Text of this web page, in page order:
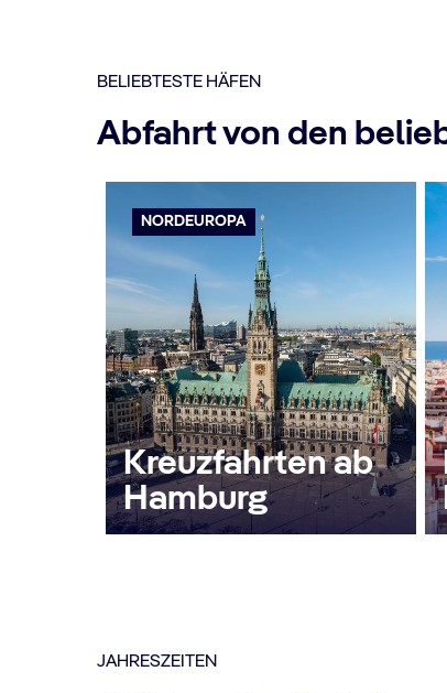
BELIEBTESTE HÄFEN
Abfahrt von den
NORDEUROPA
Kreuzfahrten ab
Hamburg
JAHRESZEITEN